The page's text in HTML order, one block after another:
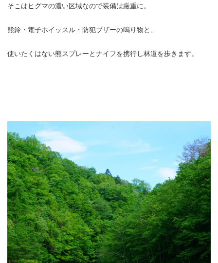
そこはヒグマの濃い区域なので装備は厳重に。
熊鈴・電子ホイッスル・防犯ブザーの鳴り物と、
使いたくはない熊スプレーとナイフを携行し林道を歩きます。